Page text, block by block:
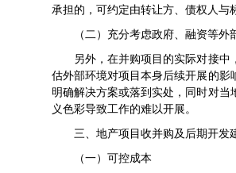
承担的，可约定由转让方、债权人与
（二）充分考虑政府、融资等外
另外，在并购项目的实际对接中，
估外部环境对项目本身后续开展的
明确解决方案或落到实处，同时对
义色彩导致工作的难以开展。
三、地产项目收并购及后期开发
（一）可控成本